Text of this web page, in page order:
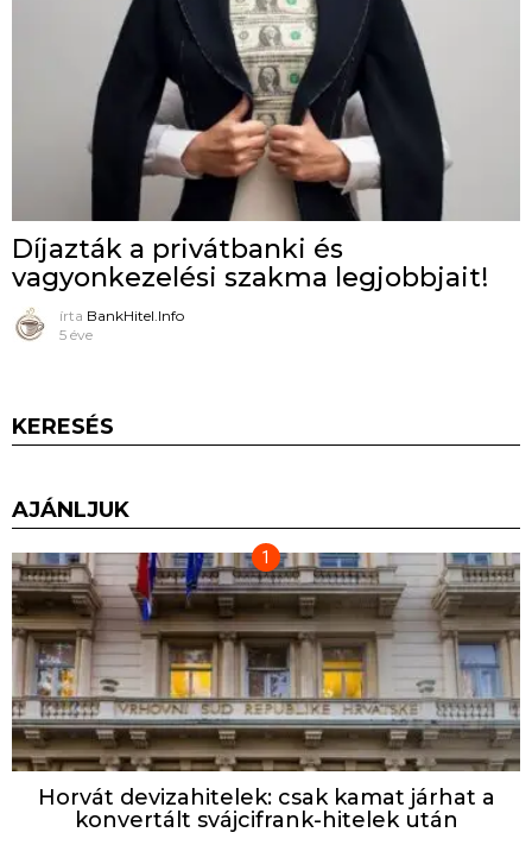
Díjazták a privátbanki és
vagyonkezelési szakma legjobbjait!
írta BankHitel.Info
5 éve
KERESÉS
AJÁNLJUK
Horvát devizahitelek: csak kamat járhat a
konvertált svájcifrank-hitelek után